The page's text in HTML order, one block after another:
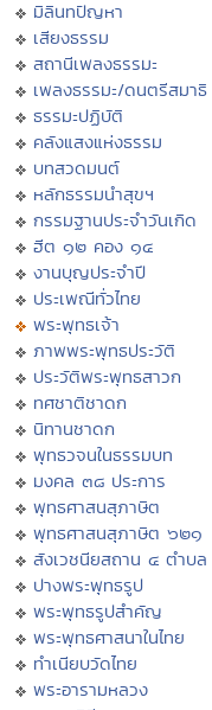
มิลินทปัญหา
เสียงธรรม
สถานีเพลงธรรมะ
เพลงธรรมะ/ดนตรีสมาธิ
ธรรมะปฏิบัติ
คลังแสงแห่งธรรม
บทสวดมนต์
หลักธรรมนำสุขฯ
กรรมฐานประจำวันเกิด
ฮีต ๑๒ คอง ๑๔
งานบุญประจำปี
ประเพณีทั่วไทย
พระพุทธเจ้า
ภาพพระพุทธประวัติ
ประวัติพระพุทธสาวก
ทศชาติชาดก
นิทานชาดก
พุทธวจนในธรรมบท
มงคล ๓๘ ประการ
พุทธศาสนสุภาษิต
พุทธศาสนสุภาษิต ๖๒๑
สังเวชนียสถาน ๔ ตำบล
ปางพระพุทธรูป
พระพุทธรูปสำคัญ
พระพุทธศาสนาในไทย
ทำเนียบวัดไทย
พระอารามหลวง